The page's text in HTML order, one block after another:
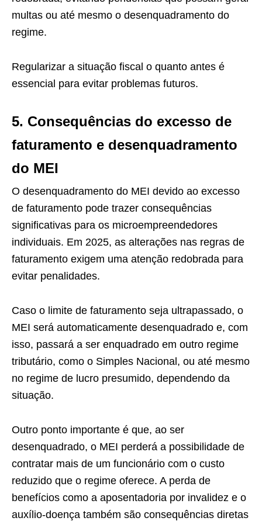
multas ou até mesmo o desenquadramento do
regime.
Regularizar a situação fiscal o quanto antes é
essencial para evitar problemas futuros.
5. Consequências do excesso de
faturamento e desenquadramento
do MEI
O desenquadramento do MEI devido ao excesso
de faturamento pode trazer consequências
significativas para os microempreendedores
individuais. Em 2025, as alterações nas regras de
faturamento exigem uma atenção redobrada para
evitar penalidades.
Caso o limite de faturamento seja ultrapassado, o
MEI será automaticamente desenquadrado e, com
isso, passará a ser enquadrado em outro regime
tributário, como o Simples Nacional, ou até mesmo
no regime de lucro presumido, dependendo da
situação.
Outro ponto importante é que, ao ser
desenquadrado, o MEI perderá a possibilidade de
contratar mais de um funcionário com o custo
reduzido que o regime oferece. A perda de
benefícios como a aposentadoria por invalidez e o
auxílio-doença também são consequências diretas